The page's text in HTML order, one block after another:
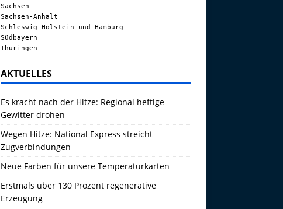
Sachsen
Sachsen-Anhalt
Schleswig-Holstein und Hamburg
Südbayern
Thüringen
AKTUELLES
Es kracht nach der Hitze: Regional heftige
Gewitter drohen
Wegen Hitze: National Express streicht
Zugverbindungen
Neue Farben für unsere Temperaturkarten
Erstmals über 130 Prozent regenerative
Erzeugung